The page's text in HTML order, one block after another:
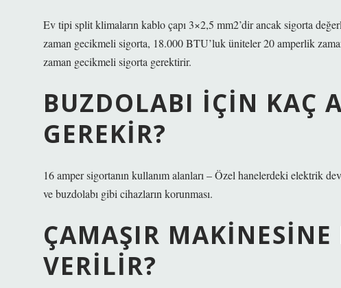
Ev tipi split klimaların kablo çapı 3×2,5 mm2’dir ancak sigorta
zaman gecikmeli sigorta, 18.000 BTU’luk üniteler 20 amperlik
zaman gecikmeli sigorta gerektirir.
BUZDOLABI IÇIN KAÇ
GEREKIR?
16 amper sigortanın kullanım alanları – Özel hanelerdeki elektrik
ve buzdolabı gibi cihazların korunması.
ÇAMAŞIR MAKINESINE
VERILIR?